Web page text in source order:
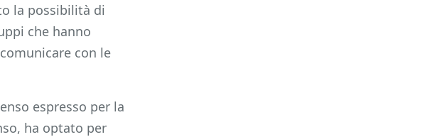
la possibilità di
che hanno
con le
espresso per la
ha optato per